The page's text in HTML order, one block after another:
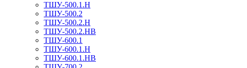
ТШУ-500.1.Н
ТШУ-500.2
ТШУ-500.2.Н
ТШУ-500.2.НВ
ТШУ-600.1
ТШУ-600.1.Н
ТШУ-600.1.НВ